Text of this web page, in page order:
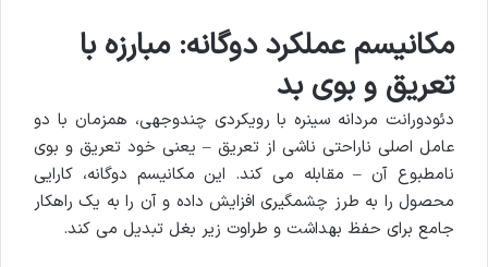
مکانیسم عملکرد دوگانه: مبارزه با
تعریق و بوی بد
دئودورانت مردانه سینره با رویکردی چندوجهی، همزمان با دو
عامل اصلی ناراحتی ناشی از تعریق – یعنی خود تعریق و بوی
نامطبوع آن – مقابله می کند. این مکانیسم دوگانه، کارایی
محصول را به طرز چشمگیری افزایش داده و آن را به یک راهکار
جامع برای حفظ بهداشت و طراوت زیر بغل تبدیل می کند.